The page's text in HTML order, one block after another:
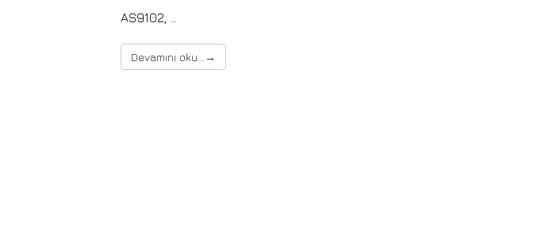
AS9102, …
Devamını oku... →